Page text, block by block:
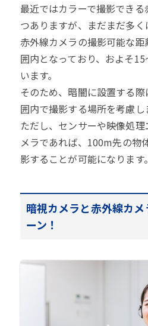
最近ではカラーで撮影でき
つありますが、まだまだ多く
赤外線カメラの撮影可能な
囲内となっており、およそ
います。
そのため、暗闇に設置する
囲内で撮影する場所を考慮し
ただし、センサーや映像処
メラであれば、100m先の物
影することが可能になります。
暗視カメラと赤外線カ
ーン！